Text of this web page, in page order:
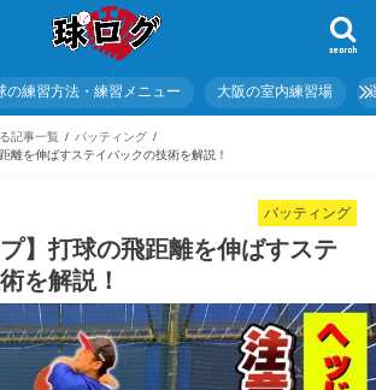
search
の練習方法・練習メニュー 大阪の室内練習場
記事一覧
バッティング
離を伸ばすステイバックの技術を解説！
バッティング
プ】打球の飛距離を伸ばすステ
を解説！